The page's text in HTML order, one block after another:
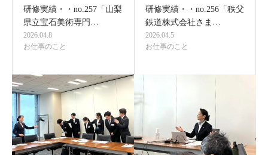
研修実績・・no.257「山梨
県立宝石美術専門…
2026.04.8
お仕事のこと
研修実績・・no.256「秩父
鉄道株式会社さま…
2026.04.5
お仕事のこと